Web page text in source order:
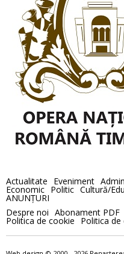
Actualitate Eveniment
Economic Politic Cultură/
ANUNȚURI
Despre noi Abonament PDF
Politica de cookie Politica